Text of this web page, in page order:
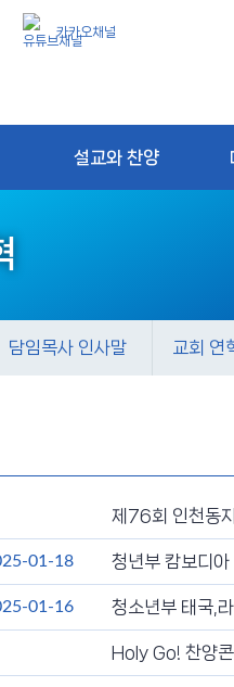
카카오채널
설교와 찬양
담임목사 인사말 교회 연
제76회 인천동
01-18 청년부 캄보디
01-16 청소년부 태국,
Holy Go! 찬양